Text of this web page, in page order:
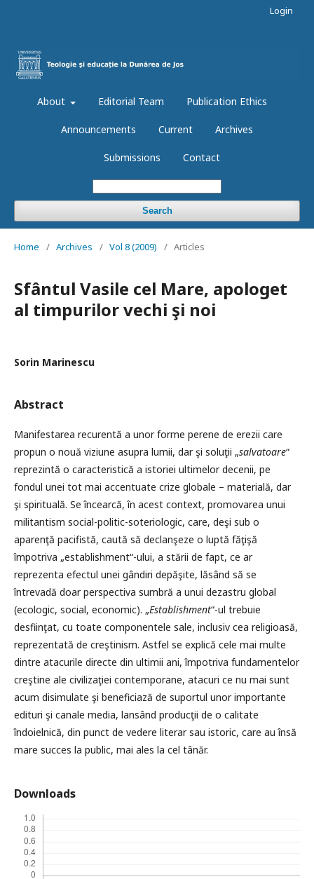
About Editorial Team Publication Ethics
Announcements Current Archives
Submissions Contact
Search
Login
Home / Archives / Vol 8 (2009) / Articles
Sfântul Vasile cel Mare, apologet
al timpurilor vechi şi noi
Sorin Marinescu
Abstract
Manifestarea recurentă a unor forme perene de erezii care
propun o nouă viziune asupra lumii, dar şi soluţii „salvatoare“
reprezintă o caracteristică a istoriei ultimelor decenii, pe
fondul unei tot mai accentuate crize globale – materială, dar
şi spirituală. Se încearcă, în acest context, promovarea unui
militantism social-politic-soteriologic, care, deşi sub o
aparenţă pacifistă, caută să declanşeze o luptă făţişă
împotriva „establishment“-ului, a stării de fapt, ce ar
reprezenta efectul unei gândiri depăşite, lăsând să se
întrevadă doar perspectiva sumbră a unui dezastru global
(ecologic, social, economic). „Establishment“-ul trebuie
desfiinţat, cu toate componentele sale, inclusiv cea religioasă,
reprezentată de creştinism. Astfel se explică cele mai multe
dintre atacurile directe din ultimii ani, împotriva fundamentelor
creştine ale civilizaţiei contemporane, atacuri ce nu mai sunt
acum disimulate şi beneficiază de suportul unor importante
edituri şi canale media, lansând producţii de o calitate
îndoielnică, din punct de vedere literar sau istoric, care au însă
mare succes la public, mai ales la cel tânăr.
Downloads